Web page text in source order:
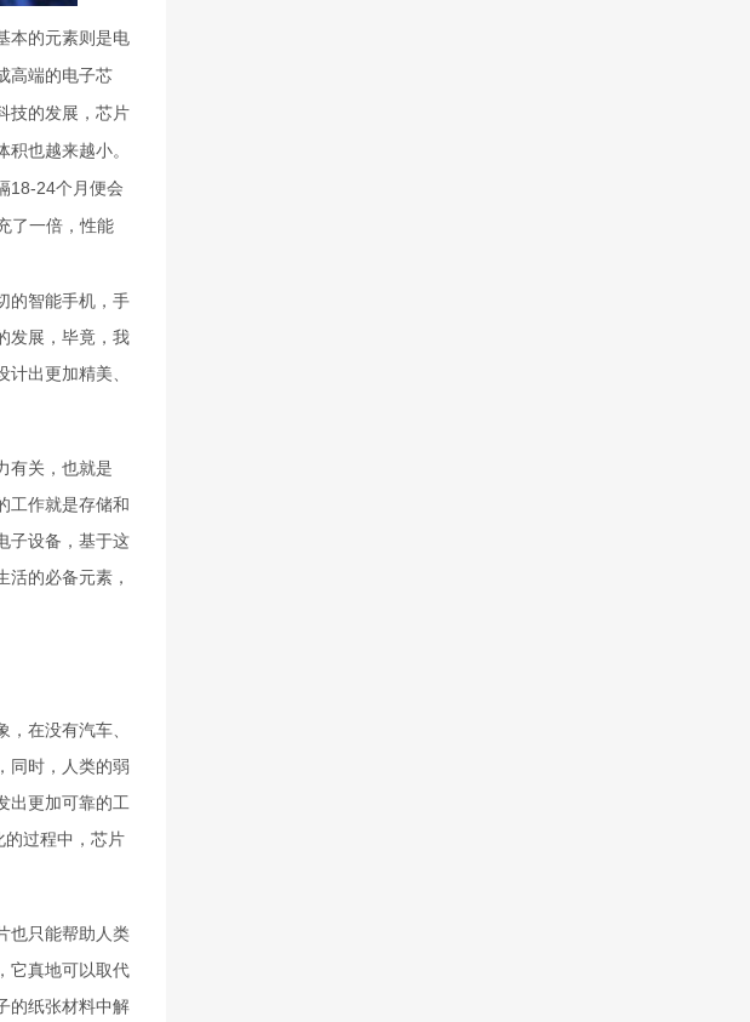
本的元素则是电
高端的电子芯
技的发展，芯片
也越来越小。
18-24个月便会
了一倍，性能
的智能手机，手
发展，毕竟，我
出更加精美、
有关，也就是
工作就是存储和
子设备，基于这
的必备元素，
在没有汽车、
同时，人类的弱
出更加可靠的工
的过程中，芯片
也只能帮助人类
它真地可以取代
的纸张材料中解